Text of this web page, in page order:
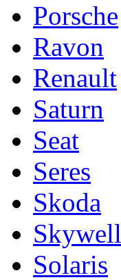
Porsche
Ravon
Renault
Saturn
Seat
Seres
Skoda
Skywell
Solaris